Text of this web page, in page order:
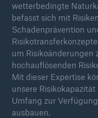
wetterbedingte
befasst sich mit
Schadenprävention
um Risikoänderungen
hochauflösenden
Mit dieser Expertise
unsere
Umfang zur
ausbauen.
Seite öffnen
Wetterrisiken
Risiken durch
nehmen tendenziell
Klimawandel und die
Risiken der